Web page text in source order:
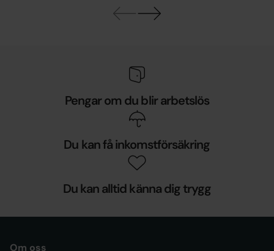
Pengar om du blir arbetslös
Du kan få inkomstförsäkring
Du kan alltid känna dig trygg
Om oss